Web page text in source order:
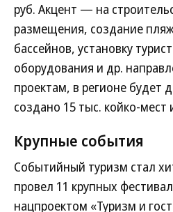
руб. Акцент — на
размещения, создание
бассейнов, установку
оборудования и др.
проектам, в регионе будет
создано 15 тыс. койко-мест
Крупные события
Событийный туризм стал
провел 11 крупных
нацпроектом «Туризм и